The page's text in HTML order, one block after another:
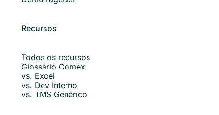
Recursos
Todos os recursos
Glossário Comex
vs. Excel
vs. Dev Interno
vs. TMS Genérico